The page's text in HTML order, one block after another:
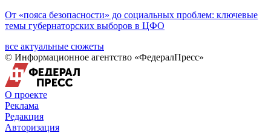
От «пояса безопасности» до социальных проблем: ключевые
темы губернаторских выборов в ЦФО
все актуальные сюжеты
© Информационное агентство «ФедералПресс»
О проекте
Реклама
Редакция
Авторизация